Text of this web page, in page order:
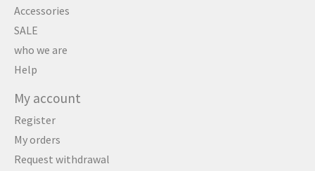
Accessories
SALE
who we are
Help
My account
Register
My orders
Request withdrawal